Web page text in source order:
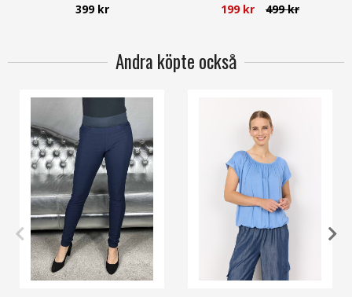
399 kr 199 kr 499 kr
Andra köpte också
XS S M L XL XXXL XL XXL